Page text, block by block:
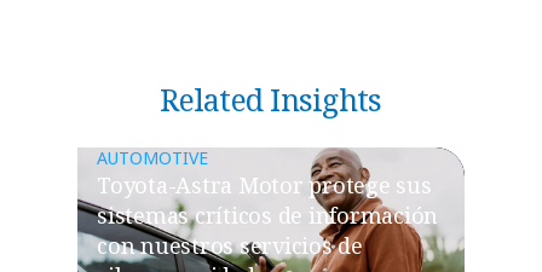
Related Insights
AUTOMOTIVE
Toyota-Astra Motor protege sus
sistemas críticos de información
con nuestros servicios de